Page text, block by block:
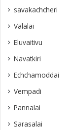
savakachcheri
Valalai
Eluvaitivu
Navatkiri
Echchamoddai
Vempadi
Pannalai
Sarasalai